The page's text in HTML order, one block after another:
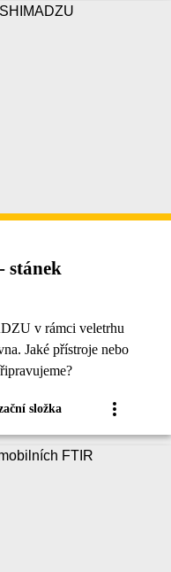
stánek
v rámci veletrhu
Jaké přístroje nebo
složka